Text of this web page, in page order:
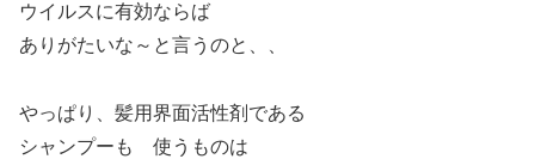
ウイルスに有効ならば
ありがたいな～と言うのと、、
やっぱり、髪用界面活性剤である
シャンプーも 使うものは